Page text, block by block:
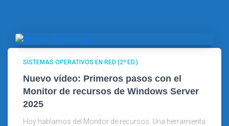
SISTEMAS OPERATIVOS EN RED (2ª ED.)
Nuevo vídeo: Primeros pasos con el
Monitor de recursos de Windows Server
2025
Hoy hablamos del Monitor de recursos. Una herramienta